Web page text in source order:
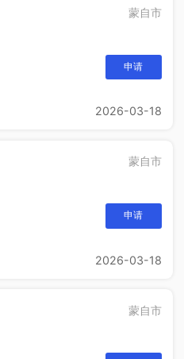
蒙自市
申请
2026-03-18
蒙自市
申请
2026-03-18
蒙自市